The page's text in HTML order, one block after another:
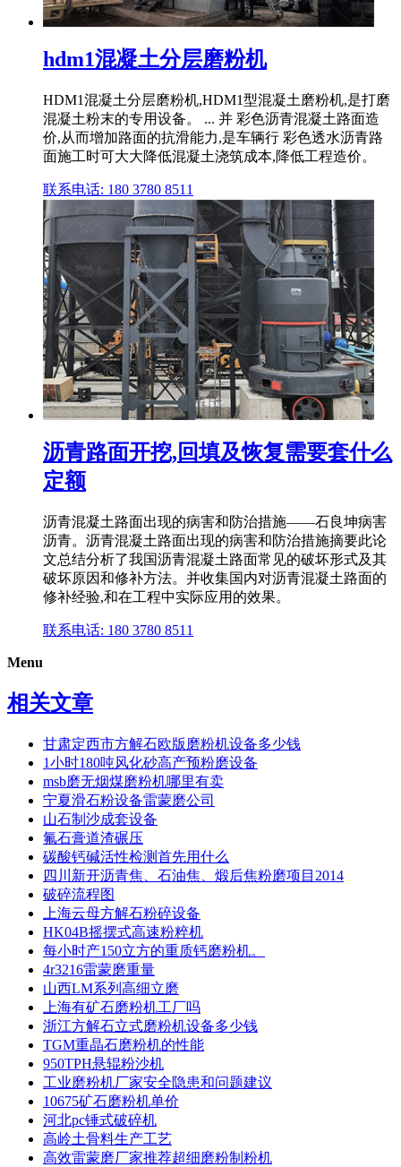
hdm1混凝土分层磨粉机
HDM1混凝土分层磨粉机,HDM1型混凝土磨粉机,是打磨
混凝土粉末的专用设备。 ... 并 彩色沥青混凝土路面造
价,从而增加路面的抗滑能力,是车辆行 彩色透水沥青路
面施工时可大大降低混凝土浇筑成本,降低工程造价。
联系电话: 180 3780 8511
沥青路面开挖,回填及恢复需要套什么
定额
沥青混凝土路面出现的病害和防治措施——石良坤病害
沥青。沥青混凝土路面出现的病害和防治措施摘要此论
文总结分析了我国沥青混凝土路面常见的破坏形式及其
破坏原因和修补方法。并收集国内对沥青混凝土路面的
修补经验,和在工程中实际应用的效果。
联系电话: 180 3780 8511
Menu
相关文章
甘肃定西市方解石欧版磨粉机设备多少钱
1小时180吨风化砂高产预粉磨设备
msb磨无烟煤磨粉机哪里有卖
宁夏滑石粉设备雷蒙磨公司
山石制沙成套设备
氟石膏道渣碾压
碳酸钙碱活性检测首先用什么
四川新开沥青焦、石油焦、煅后焦粉磨项目2014
破碎流程图
上海云母方解石粉碎设备
HK04B摇摆式高速粉粹机
每小时产150立方的重质钙磨粉机。
4r3216雷蒙磨重量
山西LM系列高细立磨
上海有矿石磨粉机工厂吗
浙江方解石立式磨粉机设备多少钱
TGM重晶石磨粉机的性能
950TPH悬辊粉沙机
工业磨粉机厂家安全隐患和问题建议
10675矿石磨粉机单价
河北pc锤式破碎机
高岭土骨料生产工艺
高效雷蒙磨厂家推荐超细磨粉制粉机